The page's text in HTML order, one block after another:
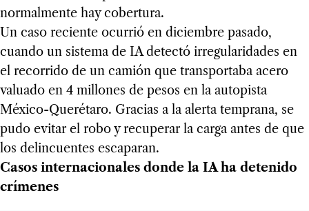
normalmente hay cobertura.
Un caso reciente ocurrió en diciembre pasado,
cuando un sistema de IA detectó irregularidades en
el recorrido de un camión que transportaba acero
valuado en 4 millones de pesos en la autopista
México-Querétaro. Gracias a la alerta temprana, se
pudo evitar el robo y recuperar la carga antes de que
los delincuentes escaparan.
Casos internacionales donde la IA ha detenido
crímenes